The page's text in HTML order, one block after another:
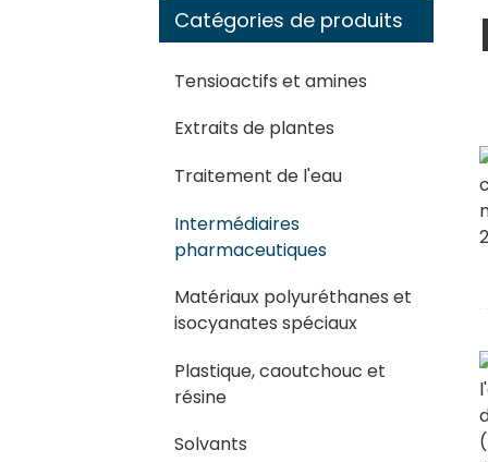
Catégories de produits
Tensioactifs et amines
Extraits de plantes
Traitement de l'eau
Intermédiaires
pharmaceutiques
Matériaux polyuréthanes et
isocyanates spéciaux
Plastique, caoutchouc et
résine
Solvants